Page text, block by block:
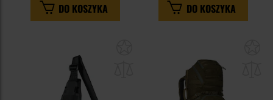
DO KOSZYKA DO KOSZYKA